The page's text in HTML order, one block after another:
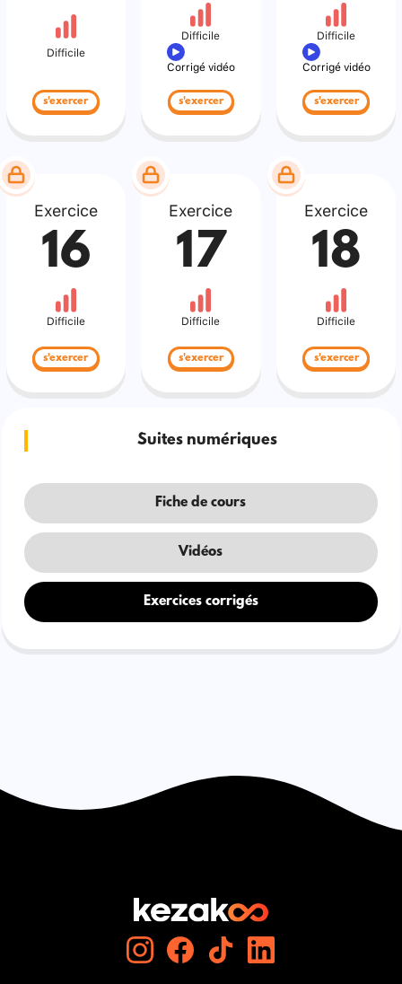
Difficile
s'exercer
Difficile
Corrigé vidéo
s'exercer
Difficile
Corrigé vidéo
s'exercer
Exercice
16
Difficile
s'exercer
Exercice
17
Difficile
s'exercer
Exercice
18
Difficile
s'exercer
Suites numériques
Fiche de cours
Vidéos
Exercices corrigés